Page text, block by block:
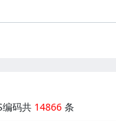
编码共 14866 条